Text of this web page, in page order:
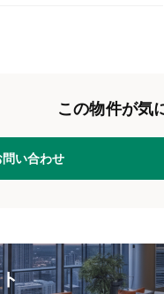
この物件が気
問い合わせ